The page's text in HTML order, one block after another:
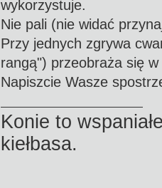
wykorzystuje.
Nie pali (nie widać
Przy jednych zgrywa
rangą") przeobraża się
Napiszcie Wasze
Konie to
kiełbasa.